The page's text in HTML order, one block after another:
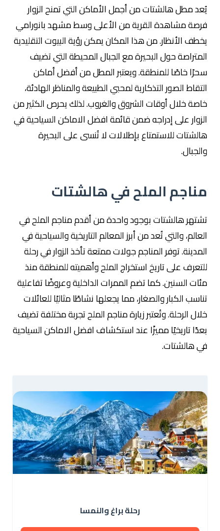
يُعد مطل هالشتات من أجمل الأماكن التي تمنح الزوار
فرصة مشاهدة القرية من الأعلى وسط مشهد بانورامي
يخطف الأنظار. من هذا المكان يمكن رؤية البيوت التقليدية
المتراصة حول البحيرة مع الجبال المحيطة التي تضيف
سحرًا خاصًا للمنطقة. ويعتبر المطل من أفضل أماكن
التقاط الصور التذكارية لمحبي الطبيعة والمناظر الهادئة،
خاصة خلال أوقات الشروق والغروب. لذلك يحرص الكثير من
الزوار على إدراجه ضمن قائمة افضل الاماكن السياحية في
هالشتات للاستمتاع بإطلالات لا تُنسى على البحيرة
والجبال.
مناجم الملح في هالشتات
تشتهر هالشتات بوجود واحدة من أقدم مناجم الملح في
العالم، والتي تُعد من أبرز المعالم التاريخية والسياحية في
المدينة. توفر المناجم جولات ممتعة تأخذ الزوار في رحلة
للتعرف على تاريخ استخراج الملح وأهميته للمنطقة منذ
مئات السنين. كما تضم الممرات الداخلية وعروضًا تفاعلية
تناسب الكبار والصغار، مما يجعلها نشاطًا مثاليًا للعائلات
خلال الرحلة. وتُعتبر زيارة مناجم الملح تجربة مختلفة تضيف
بعدًا تاريخيًا مميزًا عند استكشاف افضل الاماكن السياحية
في هالشتات.
رحلة براغ والنمسا